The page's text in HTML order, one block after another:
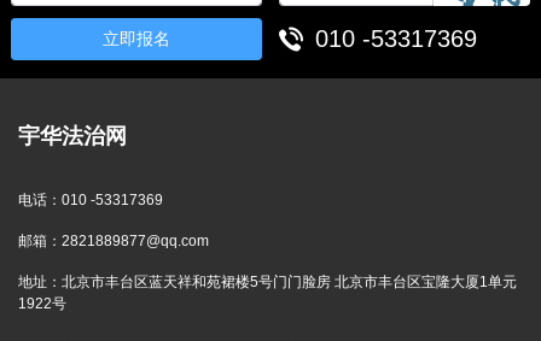
立即报名 010 -53317369
宇华法治网
电话： 010 -53317369
邮箱： 2821889877@qq.com
地址： 北京市丰台区蓝天祥和苑裙楼5号门门脸房 北京市丰台区宝隆大厦1单元
1922号